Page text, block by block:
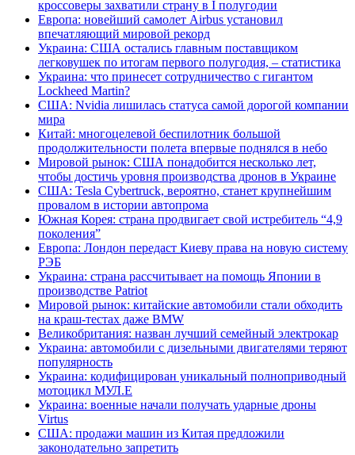
кроссоверы захватили страну в I полугодии
Европа: новейший самолет Airbus установил
впечатляющий мировой рекорд
Украина: США остались главным поставщиком
легковушек по итогам первого полугодия, – статистика
Украина: что принесет сотрудничество с гигантом
Lockheed Martin?
США: Nvidia лишилась статуса самой дорогой компании
мира
Китай: многоцелевой беспилотник большой
продолжительности полета впервые поднялся в небо
Мировой рынок: США понадобится несколько лет,
чтобы достичь уровня производства дронов в Украине
США: Tesla Cybertruck, вероятно, станет крупнейшим
провалом в истории автопрома
Южная Корея: страна продвигает свой истребитель “4,9
поколения”
Европа: Лондон передаст Киеву права на новую систему
РЭБ
Украина: страна рассчитывает на помощь Японии в
производстве Patriot
Мировой рынок: китайские автомобили стали обходить
на краш-тестах даже BMW
Великобритания: назван лучший семейный электрокар
Украина: автомобили с дизельными двигателями теряют
популярность
Украина: кодифицирован уникальный полноприводный
мотоцикл МУЛ.Е
Украина: военные начали получать ударные дроны
Virtus
США: продажи машин из Китая предложили
законодательно запретить